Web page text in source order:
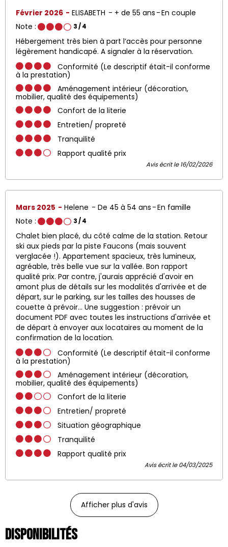
Février 2026 ELISABETH + de 55 ans
En couple
Note :
3/ 4
Hébergement très bien à part l’accès pour personne
légèrement handicapé. A signaler à la réservation.
Conformité (Le descriptif était-il conforme
à la prestation)
Aménagement intérieur (décoration,
mobilier, qualité des équipements)
Confort de la literie
Entretien/ propreté
Tranquilité
Rapport qualité prix
Avis écrit le 16/02/2026
Mars 2025 Helene De 45 à 54 ans
En famille
Note :
3/ 4
Chalet bien placé, du côté calme de la station. Retour
ski aux pieds par la piste Faucons (mais souvent
verglacée !). Appartement spacieux, très lumineux,
agréable, très belle vue sur la vallée. Bon rapport
qualité prix. Par contre, j'aurais apprécié d'avoir en
amont plus de détails sur les modalités d'arrivée et de
départ, sur le parking, sur les tailles des housses de
couette à prévoir... Une suggestion : prévoir un
document PDF avec toutes les instructions d'arrivée et
de départ à envoyer aux locataires au moment de la
confirmation de la location.
Conformité (Le descriptif était-il conforme
à la prestation)
Aménagement intérieur (décoration,
mobilier, qualité des équipements)
Confort de la literie
Entretien/ propreté
Situation géographique
Tranquilité
Rapport qualité prix
Avis écrit le 04/03/2025
Afficher plus d'avis
Disponibilités